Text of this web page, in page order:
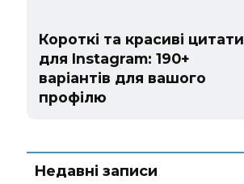
Короткі та красиві цитати
для Instagram: 190+
варіантів для вашого
профілю
Недавні записи